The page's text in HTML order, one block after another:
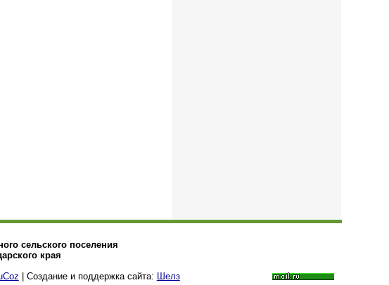
сельского поселения
края
| Создание и поддержка сайта: Шелз